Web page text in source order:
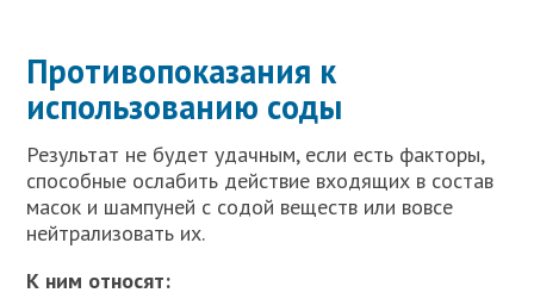
Противопоказания к
использованию соды
Результат не будет удачным, если есть факторы,
способные ослабить действие входящих в состав
масок и шампуней с содой веществ или вовсе
нейтрализовать их.
К ним относят: